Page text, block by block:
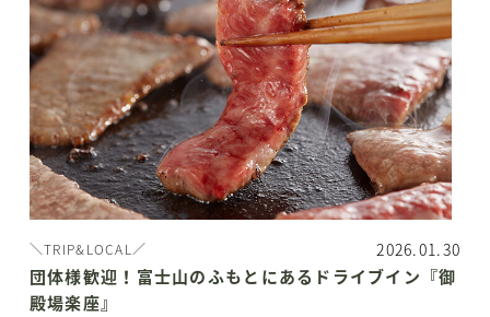
＼TRIP&LOCAL／ 2026.01.30
団体様歓迎！富士山のふもとにあるドライブイン『御
殿場楽座』